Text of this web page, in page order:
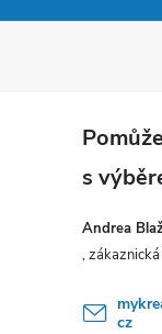
Andrea
cz